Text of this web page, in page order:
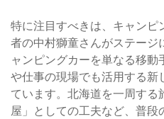
特に注目すべきは、キャンピ
者の中村獅童さんがステージ
ャンピングカーを単なる移
や仕事の現場でも活用する新
ています。北海道を一周する
屋」としての工夫など、普段